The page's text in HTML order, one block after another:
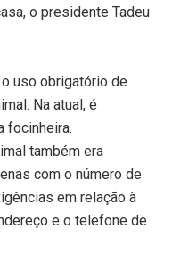
o presidente Tadeu
uso obrigatório de
Na atual, é
focinheira.
também era
com o número de
em relação à
e o telefone de